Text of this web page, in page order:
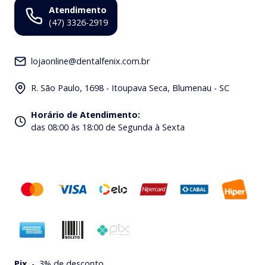
Atendimento
(47) 3326-2919
lojaonline@dentalfenix.com.br
R. São Paulo, 1698 - Itoupava Seca, Blumenau - SC
Horário de Atendimento:
das 08:00 às 18:00 de Segunda à Sexta